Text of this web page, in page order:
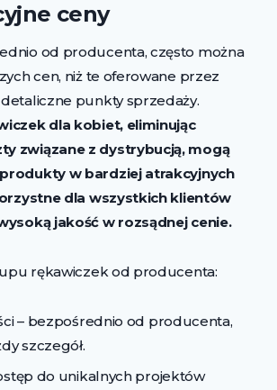
ceny
od producenta, często można
cen, niż te oferowane przez
punkty sprzedaży.
dla kobiet, eliminując
związane z dystrybucją, mogą
w bardziej atrakcyjnych
dla wszystkich klientów
jakość w rozsądnej cenie.
rękawiczek od producenta:
– bezpośrednio od producenta,
szczegół.
do unikalnych projektów